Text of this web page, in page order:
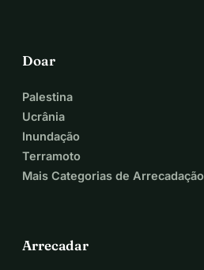
Doar
Palestina
Ucrânia
Inundação
Terramoto
Mais Categorias de Arrecadação
Arrecadar